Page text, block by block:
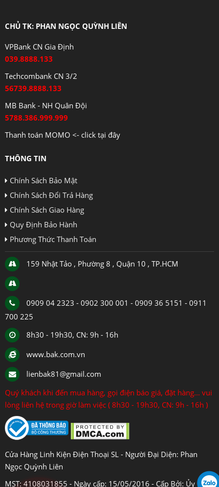
CHỦ TK: PHAN NGỌC QUỲNH LIÊN
VPBank CN Gia Định
039.8888.133
Techcombank CN 3/2
56739.8888.133
MB Bank - NH Quân Đội
5788.386.999.999
Thanh toán MOMO <- click tại đây
THÔNG TIN
Chính Sách Bảo Mật
Chính Sách Đổi Trả Hàng
Chính Sách Giao Hàng
Quy Định Bảo Hành
Phương Thức Thanh Toán
159 Nhật Tảo , Phường 8 , Quận 10 , TP.HCM
0909 04 2323 - 0902 300 001 - 0909 36 5151 - 0911
700 225
8h30 - 19h30, CN: 9h - 16h
www.bak.com.vn
lienbak81@gmail.com
Quý khách khi đến mua hàng, gọi điện báo giá, đặt hàng... vui
lòng liên hệ trong giờ làm việc ( 8h30 - 19h30, CN: 9h - 16h )
Cửa Hàng Linh Kiện Điện Thoại SL - Người Đại Diện: Phan
Ngọc Quỳnh Liên
MST: 4108031855 - Ngày cấp: 15/05/2016 - Cấp Bởi: Ủy Ban